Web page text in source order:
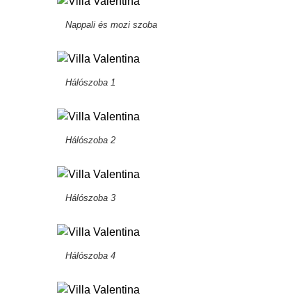
Nappali és mozi szoba
Hálószoba 1
Hálószoba 2
Hálószoba 3
Hálószoba 4